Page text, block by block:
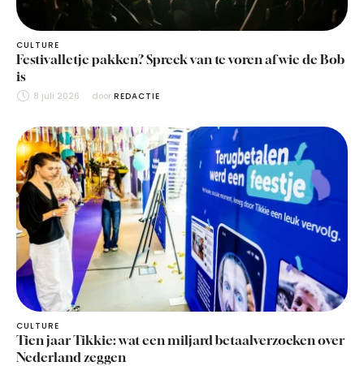
CULTURE
Festivalletje pakken? Spreek van te voren af wie de Bob
is
8 juli 2026 door REDACTIE
CULTURE
Tien jaar Tikkie: wat een miljard betaalverzoeken over
Nederland zeggen